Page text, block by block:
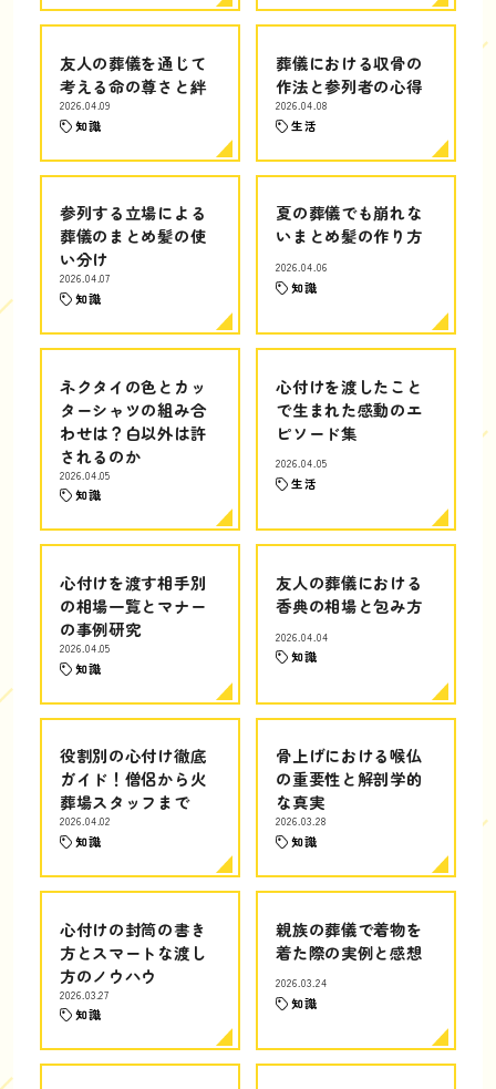
友人の葬儀を通じて
考える命の尊さと絆
2026.04.09
知識
葬儀における収骨の
作法と参列者の心得
2026.04.08
生活
参列する立場による
葬儀のまとめ髪の使
い分け
2026.04.07
知識
夏の葬儀でも崩れな
いまとめ髪の作り方
2026.04.06
知識
ネクタイの色とカッ
ターシャツの組み合
わせは？白以外は許
されるのか
2026.04.05
知識
心付けを渡したこと
で生まれた感動のエ
ピソード集
2026.04.05
生活
心付けを渡す相手別
の相場一覧とマナー
の事例研究
2026.04.05
知識
友人の葬儀における
香典の相場と包み方
2026.04.04
知識
役割別の心付け徹底
ガイド！僧侶から火
葬場スタッフまで
2026.04.02
知識
骨上げにおける喉仏
の重要性と解剖学的
な真実
2026.03.28
知識
心付けの封筒の書き
方とスマートな渡し
方のノウハウ
2026.03.27
知識
親族の葬儀で着物を
着た際の実例と感想
2026.03.24
知識